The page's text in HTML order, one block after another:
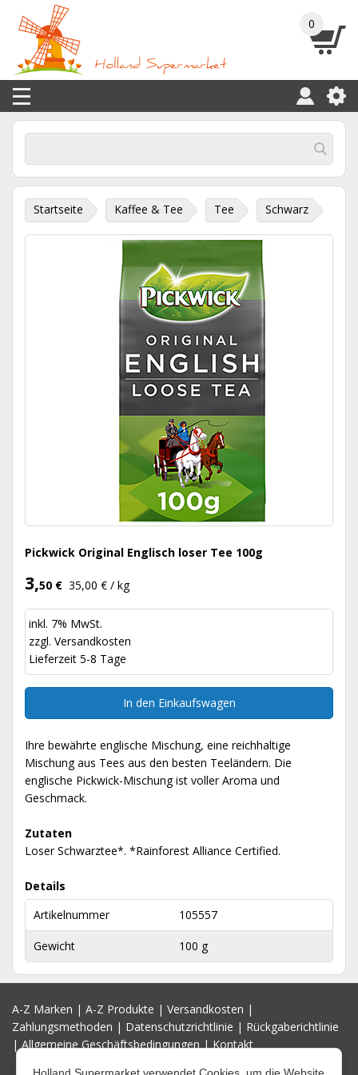
0
Startseite Kaffee & Tee Tee Schwarz
Pickwick Original Englisch loser Tee 100g
3,50 € 35,00 € / kg
inkl. 7% MwSt.
zzgl. Versandkosten
Lieferzeit 5-8 Tage
In den Einkaufswagen
Ihre bewährte englische Mischung, eine reichhaltige
Mischung aus Tees aus den besten Teeländern. Die
englische Pickwick-Mischung ist voller Aroma und
Geschmack.
Zutaten
Loser Schwarztee*. *Rainforest Alliance Certified.
Details
Artikelnummer
105557
Gewicht 100 g
A-Z Marken | A-Z Produkte | Versandkosten |
Zahlungsmethoden | Datenschutzrichtlinie | Rückgaberichtlinie
|Allgemeine Geschäftsbedingungen|Kontakt